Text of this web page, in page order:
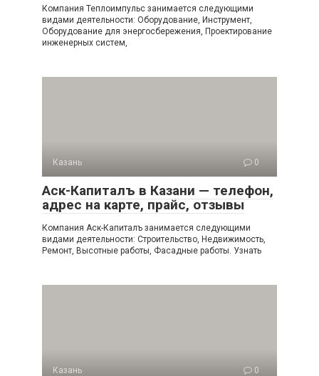
Компания Теплоимпульс занимается следующими
видами деятельности: Оборудование, Инструмент,
Оборудование для энергосбережения, Проектирование
инженерных систем,
Казань 0
Аск-Капиталъ в Казани — телефон,
адрес на карте, прайс, отзывы
Компания Аск-Капиталъ занимается следующими
видами деятельности: Строительство, Недвижимость,
Ремонт, Высотные работы, Фасадные работы. Узнать
Казань 0